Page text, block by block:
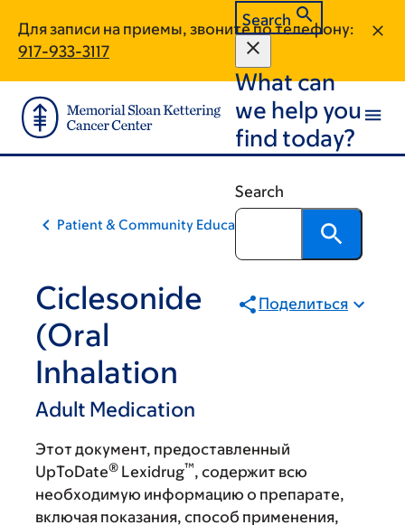
main
content
footer
Для записи на приемы, звоните по телефону:
917-933-3117
Search
What can
we help you
find today?
Search
Patient & Community Education
Ciclesonide
(Oral
Inhalation
Adult Medication
Поделиться
Этот документ, предоставленный
UpToDate® Lexidrug™, содержит всю
необходимую информацию о препарате,
включая показания, способ применения,